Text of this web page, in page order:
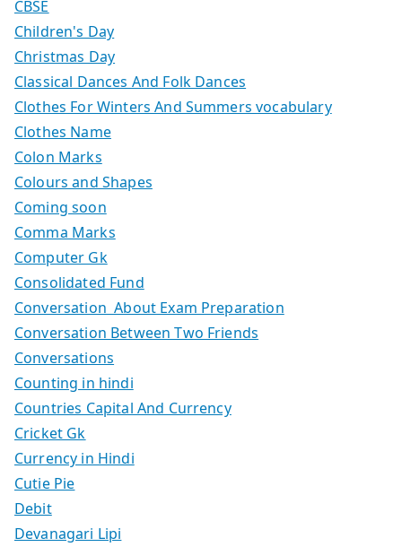
CBSE
Children's Day
Christmas Day
Classical Dances And Folk Dances
Clothes For Winters And Summers vocabulary
Clothes Name
Colon Marks
Colours and Shapes
Coming soon
Comma Marks
Computer Gk
Consolidated Fund
Conversation About Exam Preparation
Conversation Between Two Friends
Conversations
Counting in hindi
Countries Capital And Currency
Cricket Gk
Currency in Hindi
Cutie Pie
Debit
Devanagari Lipi